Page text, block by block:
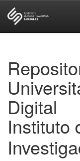
Digital
Instituto